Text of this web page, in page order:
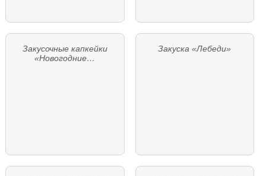
Закусочные капкейки
«Новогодние…
Закуска «Лебеди»